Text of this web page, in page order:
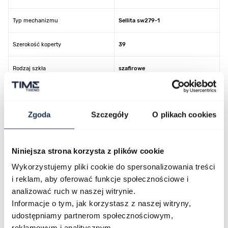
Zgoda Szczegóły O plikach cookies
Niniejsza strona korzysta z plików cookie
Wykorzystujemy pliki cookie do spersonalizowania treści
i reklam, aby oferować funkcje społecznościowe i
analizować ruch w naszej witrynie.
Informacje o tym, jak korzystasz z naszej witryny,
udostępniamy partnerom społecznościowym,
Typ mechanizmu Sellita sw279-1
Szerokość koperty 39
Rodzaj szkła szafirowe
Wodoszczelność
Kolor koperty srebrny
Kolor paska/bransolety czarny
Kod producenta 53782.41.93RB OUTLET